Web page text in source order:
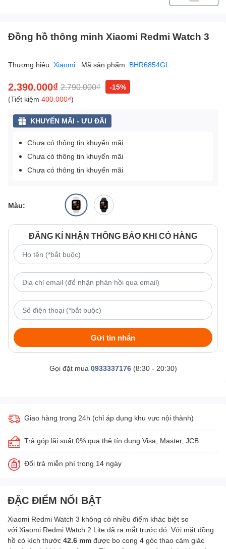
Đồng hồ thông minh Xiaomi Redmi Watch 3
Thương hiệu: Xiaomi Mã sản phẩm: BHR6854GL
2.390.000₫ 2.790.000₫
-15%
(Tiết kiệm 400.000₫)
KHUYẾN MÃI - ƯU ĐÃI
Chưa có thông tin khuyến mãi
Chưa có thông tin khuyến mãi
Chưa có thông tin khuyến mãi
Màu:
ĐĂNG KÍ NHẬN THÔNG BÁO KHI CÓ HÀNG
Gửi tin nhắn
Gọi đặt mua 0933337176(8:30 - 20:30)
Giao hàng trong 24h (chỉ áp dụng khu vực nội thành)
Trả góp lãi suất 0% qua thẻ tín dụng Visa, Master, JCB
Đổi trả miễn phí trong 14 ngày
ĐẶC ĐIỂM NỔI BẬT
Xiaomi Redmi Watch 3 không có nhiều điểm khác biệt so
với Xiaomi Redmi Watch 2 Lite đã ra mắt trước đó. Với mặt đồng
hồ có kích thước 42.6 mm được bo cong 4 góc thao cảm giác